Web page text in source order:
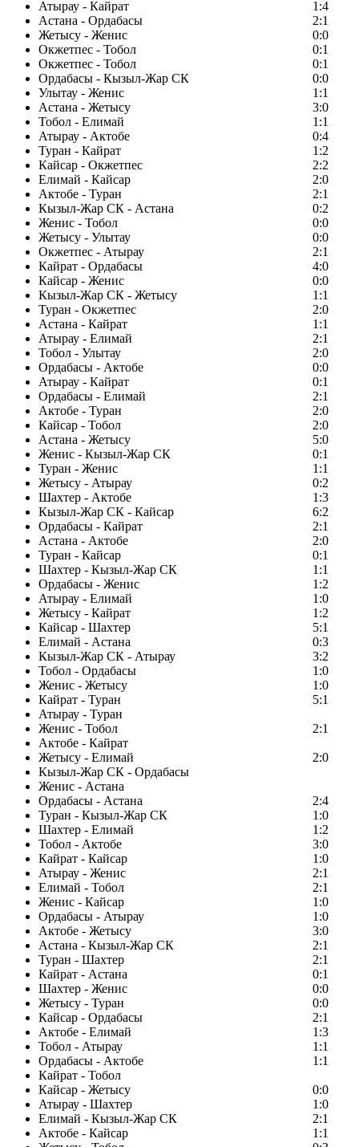
Атырау - Кайрат
1:4
Астана - Ордабасы
2:1
Жетысу - Женис
0:0
Окжетпес - Тобол
0:1
Окжетпес - Тобол
0:1
Ордабасы - Кызыл-Жар СК
0:0
Улытау - Женис
1:1
Астана - Жетысу
3:0
Тобол - Елимай
1:1
Атырау - Актобе
0:4
Туран - Кайрат
1:2
Кайсар - Окжетпес
2:2
Елимай - Кайсар
2:0
Актобе - Туран
2:1
Кызыл-Жар СК - Астана
0:2
Женис - Тобол
0:0
Жетысу - Улытау
0:0
Окжетпес - Атырау
2:1
Кайрат - Ордабасы
4:0
Кайсар - Женис
0:0
Кызыл-Жар СК - Жетысу
1:1
Туран - Окжетпес
2:0
Астана - Кайрат
1:1
Атырау - Елимай
2:1
Тобол - Улытау
2:0
Ордабасы - Актобе
0:0
Атырау - Кайрат
0:1
Ордабасы - Елимай
2:1
Актобе - Туран
2:0
Кайсар - Тобол
2:0
Астана - Жетысу
5:0
Женис - Кызыл-Жар СК
0:1
Туран - Женис
1:1
Жетысу - Атырау
0:2
Шахтер - Актобе
1:3
Кызыл-Жар СК - Кайсар
6:2
Ордабасы - Кайрат
2:1
Астана - Актобе
2:0
Туран - Кайсар
0:1
Шахтер - Кызыл-Жар СК
1:1
Ордабасы - Женис
1:2
Атырау - Елимай
1:0
Жетысу - Кайрат
1:2
Кайсар - Шахтер
5:1
Елимай - Астана
0:3
Кызыл-Жар СК - Атырау
3:2
Тобол - Ордабасы
1:0
Женис - Жетысу
1:0
Кайрат - Туран
5:1
Атырау - Туран
Женис - Тобол
2:1
Актобе - Кайрат
Жетысу - Елимай
2:0
Кызыл-Жар СК - Ордабасы
Женис - Астана
Ордабасы - Астана
2:4
Туран - Кызыл-Жар СК
1:0
Шахтер - Елимай
1:2
Тобол - Актобе
3:0
Кайрат - Кайсар
1:0
Атырау - Женис
2:1
Елимай - Тобол
2:1
Женис - Кайсар
1:0
Ордабасы - Атырау
1:0
Актобе - Жетысу
3:0
Астана - Кызыл-Жар СК
2:1
Туран - Шахтер
2:1
Кайрат - Астана
0:1
Шахтер - Женис
0:0
Жетысу - Туран
0:0
Кайсар - Ордабасы
2:1
Актобе - Елимай
1:3
Тобол - Атырау
1:1
Ордабасы - Актобе
1:1
Кайрат - Тобол
Кайсар - Жетысу
0:0
Атырау - Шахтер
1:0
Елимай - Кызыл-Жар СК
2:1
Актобе - Кайсар
1:1